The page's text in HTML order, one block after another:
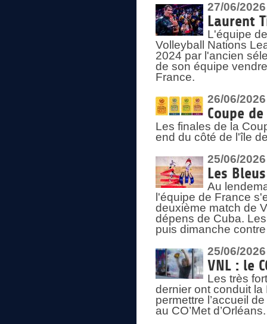
27/06/2026
Laurent
L'équipe
Volleyball Nations
2024 par l'ancien
de son équipe
France.
26/06/2026
Coupe
Les finales de la
end du côté de l'île
25/06/2026
Les
Au
l'équipe de France
deuxième match de
dépens de Cuba.
puis dimanche
25/06/2026
VNL : le
Les très
dernier ont conduit
permettre l’accueil
au CO’Met d’Orléans.